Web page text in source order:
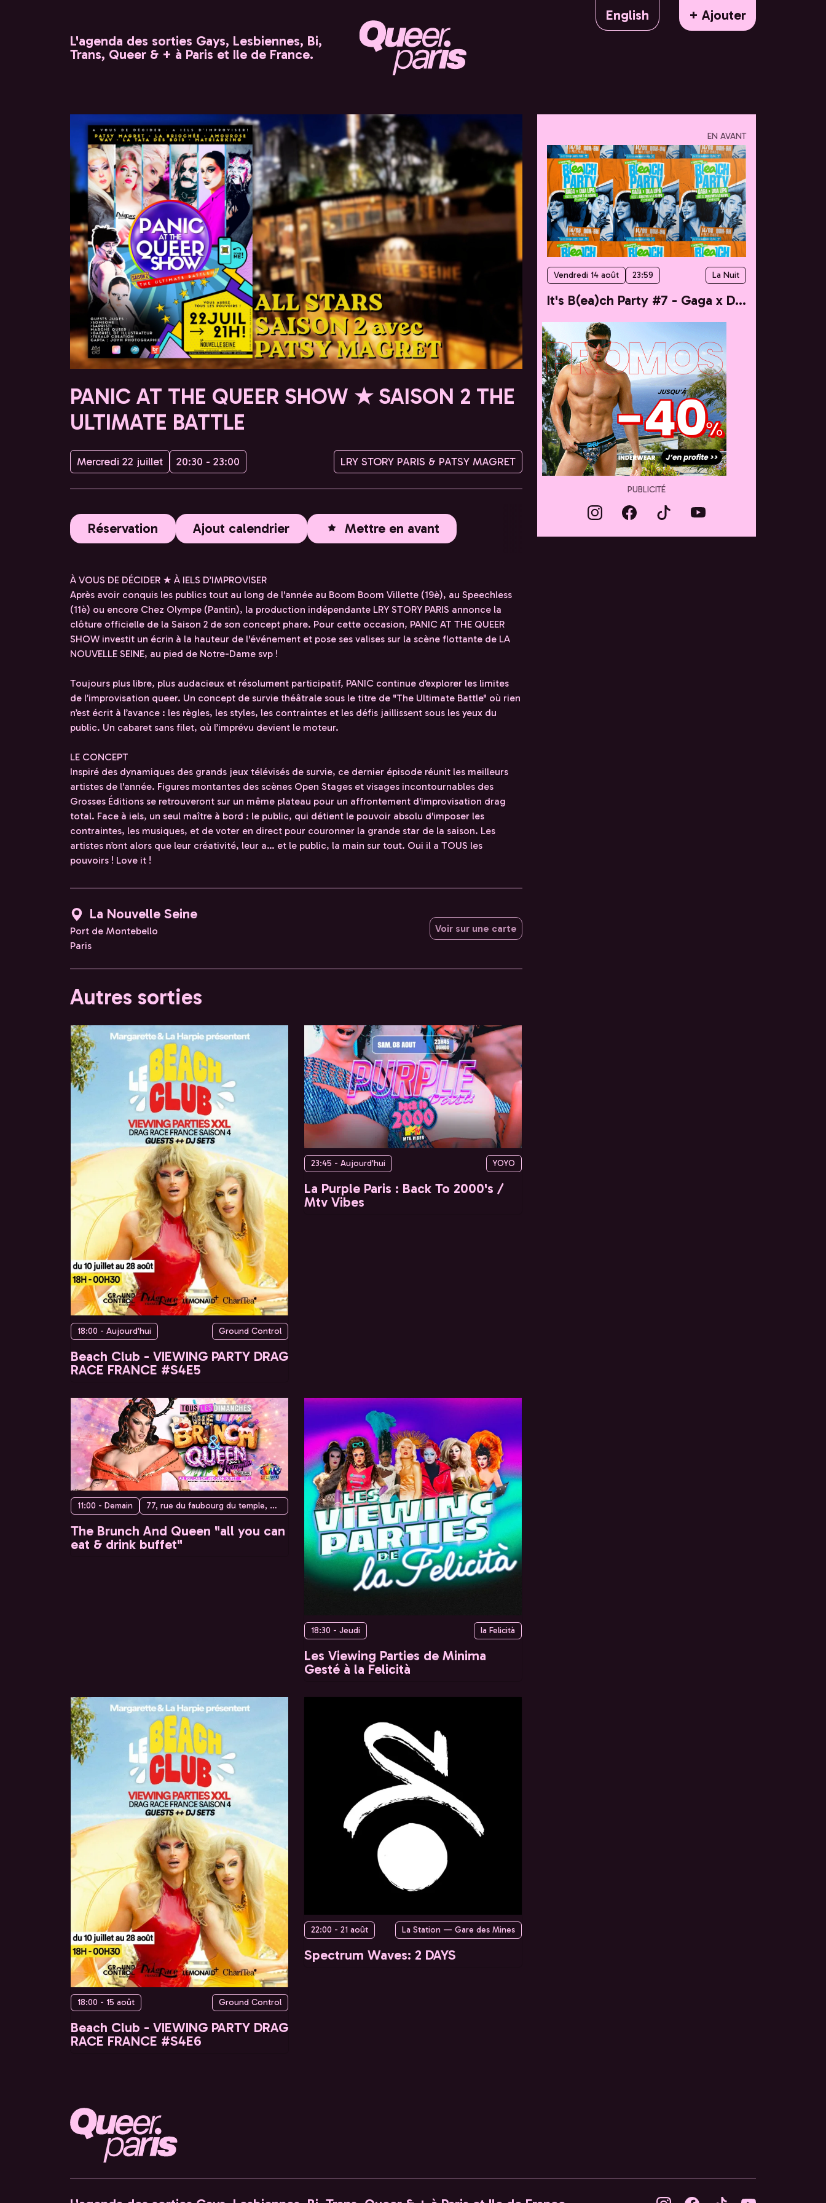
English
+ Ajouter
L'agenda des sorties Gays, Lesbiennes, Bi,
Trans, Queer & + à Paris et Ile de France.
PANIC AT THE QUEER SHOW ★ SAISON 2 THE
ULTIMATE BATTLE
Mercredi 22 juillet 20:30 - 23:00 LRY STORY PARIS & PATSY MAGRET
Réservation Ajout calendrier Mettre en avant
À VOUS DE DÉCIDER ★ À IELS D’IMPROVISER
Après avoir conquis les publics tout au long de l'année au Boom Boom Villette (19è), au Speechless
(11è) ou encore Chez Olympe (Pantin), la production indépendante LRY STORY PARIS annonce la
clôture officielle de la Saison 2 de son concept phare. Pour cette occasion, PANIC AT THE QUEER
SHOW investit un écrin à la hauteur de l'événement et pose ses valises sur la scène flottante de LA
NOUVELLE SEINE, au pied de Notre-Dame svp !
Toujours plus libre, plus audacieux et résolument participatif, PANIC continue d’explorer les limites
de l’improvisation queer. Un concept de survie théâtrale sous le titre de "The Ultimate Battle" où rien
n’est écrit à l’avance : les règles, les styles, les contraintes et les défis jaillissent sous les yeux du
public. Un cabaret sans filet, où l’imprévu devient le moteur.
LE CONCEPT
Inspiré des dynamiques des grands jeux télévisés de survie, ce dernier épisode réunit les meilleurs
artistes de l'année. Figures montantes des scènes Open Stages et visages incontournables des
Grosses Éditions se retrouveront sur un même plateau pour un affrontement d'improvisation drag
total. Face à iels, un seul maître à bord : le public, qui détient le pouvoir absolu d'imposer les
contraintes, les musiques, et de voter en direct pour couronner la grande star de la saison. Les
artistes n’ont alors que leur créativité, leur a… et le public, la main sur tout. Oui il a TOUS les
pouvoirs ! Love it !
La Nouvelle Seine
Port de Montebello
Paris
Voir sur une carte
Autres sorties
18:00 - Aujourd'hui Ground Control
Beach Club - VIEWING PARTY DRAG
RACE FRANCE #S4E5
23:45 - Aujourd'hui YOYO
La Purple Paris : Back To 2000's /
Mtv Vibes
11:00 - Demain 77, rue du faubourg du temple, 75010 Paris, France
The Brunch And Queen "all you can
eat & drink buffet"
18:30 - Jeudi la Felicità
Les Viewing Parties de Minima
Gesté à la Felicità
18:00 - 15 août Ground Control
Beach Club - VIEWING PARTY DRAG
RACE FRANCE #S4E6
22:00 - 21 août La Station — Gare des Mines
Spectrum Waves: 2 DAYS
EN AVANT
Vendredi 14 août 23:59 La Nuit
It's B(ea)ch Party #7 - Gaga x Dua
PUBLICITÉ